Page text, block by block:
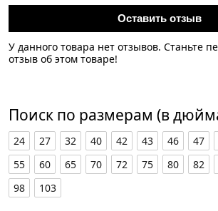
Оставить отзыв
У данного товара нет отзывов. Станьте
отзыв об этом товаре!
Поиск по размерам (в
24 27 32 40 42 43 46 47
55
60 65 70 72 75 80 82
98
103